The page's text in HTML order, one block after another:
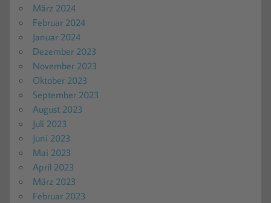
März 2024
Februar 2024
Januar 2024
Dezember 2023
November 2023
Oktober 2023
September 2023
August 2023
Juli 2023
Juni 2023
Mai 2023
April 2023
März 2023
Februar 2023